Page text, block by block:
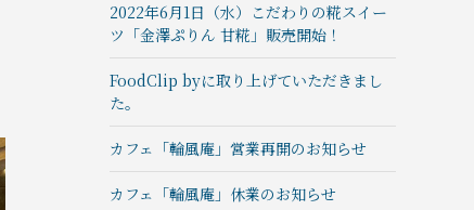
2022年6月1日（水）こだわりの糀スイー
ツ「金澤ぷりん 甘糀」販売開始！
FoodClip byに取り上げていただきまし
た。
カフェ「輪風庵」営業再開のお知らせ
カフェ「輪風庵」休業のお知らせ